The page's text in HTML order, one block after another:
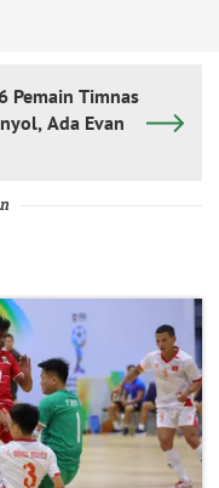
Pemain Timnas
Ada Evan